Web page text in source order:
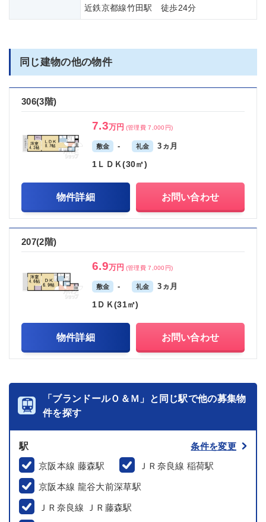
近鉄京都線竹田駅 徒歩24分
同じ建物の他の物件
306(3階)
7.3万円 (管理費 7,000円)
敷金 - 礼金 3ヵ月
1ＬＤＫ(30㎡)
物件詳細 お問い合わせ
207(2階)
6.9万円 (管理費 7,000円)
敷金 - 礼金 3ヵ月
1ＤＫ(31㎡)
物件詳細 お問い合わせ
「ブランドールＯ＆Ｍ」と同じ駅で他の募集物
件を探す
駅
条件を変更
京阪本線 藤森駅
ＪＲ奈良線 稲荷駅
京阪本線 龍谷大前深草駅
ＪＲ奈良線 ＪＲ藤森駅